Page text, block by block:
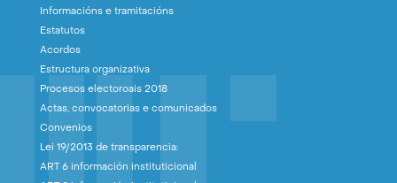
Informacións e tramitacións
Estatutos
Acordos
Estructura organizativa
Procesos electoroais 2018
Actas, convocatorias e comunicados
Convenios
Lei 19/2013 de transparencia:
ART 6 información instituticional